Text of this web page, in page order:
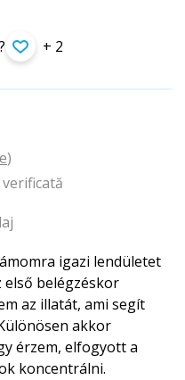
+ 2
)
igazi lendületet
első belégzéskor
az illatát, ami segít
akkor
érzem, elfogyott a
koncentrálni.